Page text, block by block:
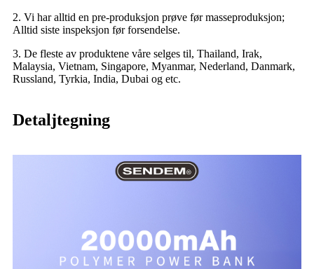
2. Vi har alltid en pre-produksjon prøve før masseproduksjon;
Alltid siste inspeksjon før forsendelse.
3. De fleste av produktene våre selges til, Thailand, Irak,
Malaysia, Vietnam, Singapore, Myanmar, Nederland, Danmark,
Russland, Tyrkia, India, Dubai og etc.
Detaljtegning